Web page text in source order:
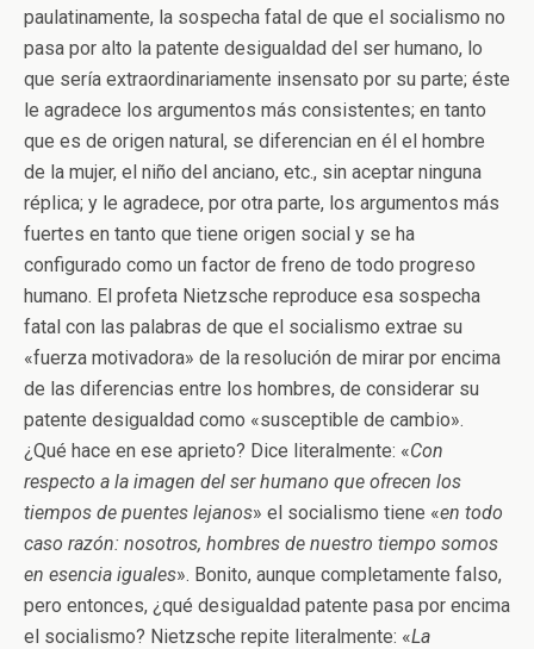
paulatinamente, la sospecha fatal de que el socialismo no
pasa por alto la patente desigualdad del ser humano, lo
que sería extraordinariamente insensato por su parte; éste
le agradece los argumentos más consistentes; en tanto
que es de origen natural, se diferencian en él el hombre
de la mujer, el niño del anciano, etc., sin aceptar ninguna
réplica; y le agradece, por otra parte, los argumentos más
fuertes en tanto que tiene origen social y se ha
configurado como un factor de freno de todo progreso
humano. El profeta Nietzsche reproduce esa sospecha
fatal con las palabras de que el socialismo extrae su
«fuerza motivadora» de la resolución de mirar por encima
de las diferencias entre los hombres, de considerar su
patente desigualdad como «susceptible de cambio».
¿Qué hace en ese aprieto? Dice literalmente: «Con
respecto a la imagen del ser humano que ofrecen los
tiempos de puentes lejanos» el socialismo tiene «en todo
caso razón: nosotros, hombres de nuestro tiempo somos
en esencia iguales». Bonito, aunque completamente falso,
pero entonces, ¿qué desigualdad patente pasa por encima
el socialismo? Nietzsche repite literalmente: «La